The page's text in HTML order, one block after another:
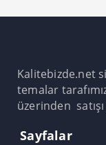
Kalitebizde.net
temalar
üzerinden
Sayfalar